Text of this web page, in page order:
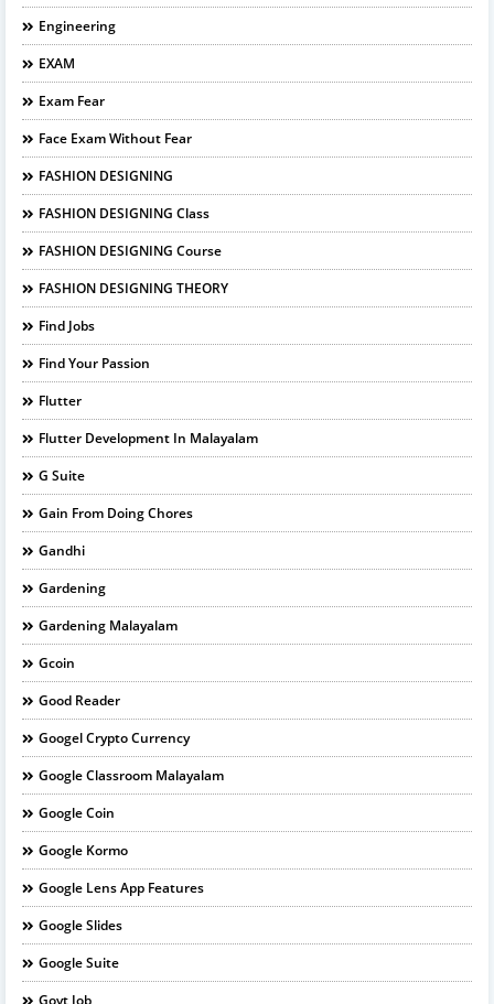
Engineering
EXAM
Exam Fear
Face Exam Without Fear
FASHION DESIGNING
FASHION DESIGNING Class
FASHION DESIGNING Course
FASHION DESIGNING THEORY
Find Jobs
Find Your Passion
Flutter
Flutter Development In Malayalam
G Suite
Gain From Doing Chores
Gandhi
Gardening
Gardening Malayalam
Gcoin
Good Reader
Googel Crypto Currency
Google Classroom Malayalam
Google Coin
Google Kormo
Google Lens App Features
Google Slides
Google Suite